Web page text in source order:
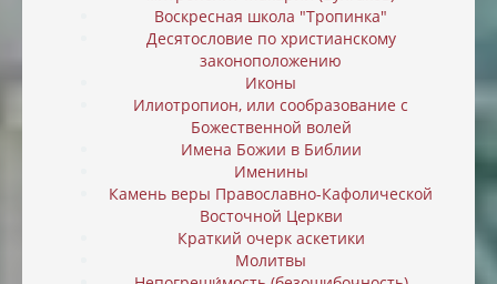
Воскресная школа "Тропинка"
Десятословие по христианскому
законоположению
Иконы
Илиотропион, или cообразование с
Божественной волей
Имена Божии в Библии
Именины
Камень веры Православно-Кафолической
Восточной Церкви
Краткий очерк аскетики
Молитвы